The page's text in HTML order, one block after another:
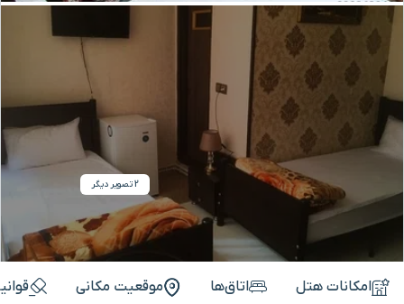
2 تصویر دیگر
امکانات هتل اتاق‌ها موقعیت مکانی